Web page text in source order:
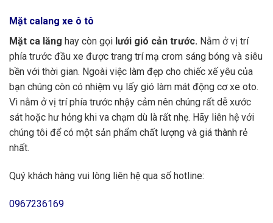
Mặt calang xe ô tô
Mặt ca lăng hay còn gọi lưới gió cản trước. Nằm ở vị trí
phía trước đầu xe được trang trí mạ crom sáng bóng và siêu
bền với thời gian. Ngoài việc làm đẹp cho chiếc xế yêu của
bạn chúng còn có nhiệm vụ lấy gió làm mát động cơ xe oto.
Vì nằm ở vị trí phía trước nhậy cảm nên chúng rất dễ xước
sát hoặc hư hỏng khi va chạm dù là rất nhẹ. Hãy liên hệ với
chúng tôi để có một sản phẩm chất lượng và giá thành rẻ
nhất.
Quý khách hàng vui lòng liên hệ qua số hotline:
0967236169